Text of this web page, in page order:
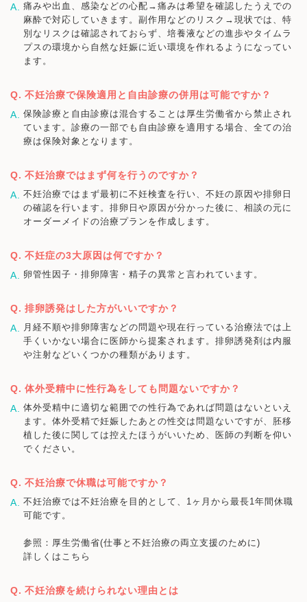
痛みや出血、感染などの心配→痛みは希望を確認したうえでの
麻酔で対応していきます。副作用などのリスク→現状では、特
別なリスクは確認されておらず、培養液などの進歩やタイムラ
プスの環境から自然な妊娠に近い環境を作れるようになってい
ます。
不妊治療で保険適用と自由診療の併用は可能ですか？
保険診療と自由診療は混合することは厚生労働省から禁止され
ています。診療の一部でも自由診療を適用する場合、全ての治
療は保険対象となります。
不妊治療ではまず何を行うのですか？
不妊治療ではまず最初に不妊検査を行い、不妊の原因や排卵日
の確認を行います。排卵日や原因が分かった後に、相談の元に
オーダーメイドの治療プランを作成します。
不妊症の3大原因は何ですか？
卵管性因子・排卵障害・精子の異常と言われています。
排卵誘発はした方がいいですか？
月経不順や排卵障害などの問題や現在行っている治療法では上
手くいかない場合に医師から提案されます。排卵誘発剤は内服
や注射などいくつかの種類があります。
体外受精中に性行為をしても問題ないですか？
体外受精中に適切な範囲での性行為であれば問題はないといえ
ます。体外受精で妊娠したあとの性交は問題ないですが、胚移
植した後に関しては控えたほうがいいため、医師の判断を仰い
でください。
不妊治療で休職は可能ですか？
不妊治療では不妊治療を目的として、1ヶ月から最長1年間休職
可能です。
参照：厚生労働省(仕事と不妊治療の両立支援のために)
詳しくはこちら
不妊治療を続けられない理由とは